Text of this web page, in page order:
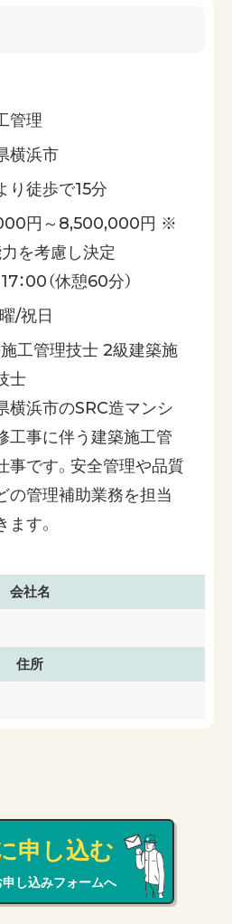
管理
横浜市
り徒歩で15分
円～8,500,000円 ※
力を考慮し決定
：00（休憩60分）
/祝日
工管理技士 2級建築施
士
横浜市のSRC造マンシ
工事に伴う建築施工管
事です。安全管理や品質
の管理補助業務を担当
ます。
会社名
住所
申し込む
し込みフォームへ